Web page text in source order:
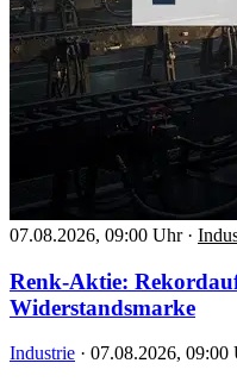
07.08.2026, 09:00 Uhr ·
Renk-Aktie:
Widerstandsmarke
Industrie · 07.08.2026, 09:00